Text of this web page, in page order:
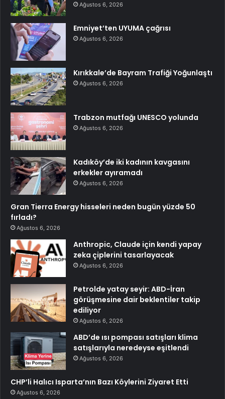
Ağustos 6, 2026
Emniyet’ten UYUMA çağrısı
Ağustos 6, 2026
Kırıkkale’de Bayram Trafiği Yoğunlaştı
Ağustos 6, 2026
Trabzon mutfağı UNESCO yolunda
Ağustos 6, 2026
Kadıköy’de iki kadının kavgasını
erkekler ayıramadı
Ağustos 6, 2026
Gran Tierra Energy hisseleri neden bugün yüzde 50
fırladı?
Ağustos 6, 2026
Anthropic, Claude için kendi yapay
zeka çiplerini tasarlayacak
Ağustos 6, 2026
Petrolde yatay seyir: ABD-İran
görüşmesine dair beklentiler takip
ediliyor
Ağustos 6, 2026
ABD’de ısı pompası satışları klima
satışlarıyla neredeyse eşitlendi
Ağustos 6, 2026
CHP’li Halıcı Isparta’nın Bazı Köylerini Ziyaret Etti
Ağustos 6, 2026